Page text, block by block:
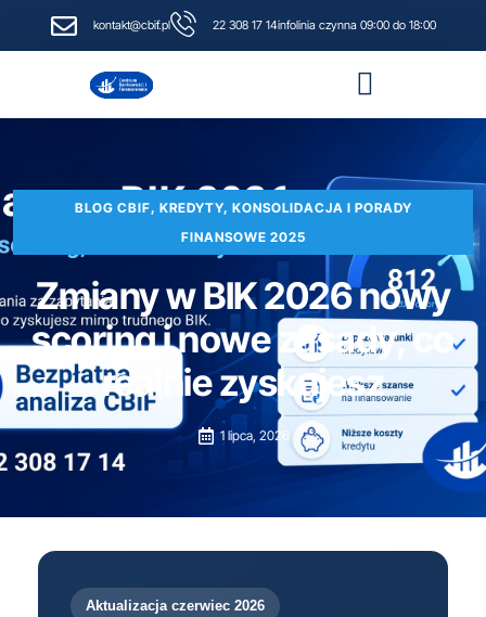
kontakt@cbif.pl 22 308 17 14infolinia czynna 09:00 do 18:00
BLOG CBIF, KREDYTY, KONSOLIDACJA I PORADY
FINANSOWE 2025
Zmiany w BIK 2026 nowy
scoring i nowe zasady, co
realnie zyskujesz
1 lipca, 2026
Aktualizacja czerwiec 2026